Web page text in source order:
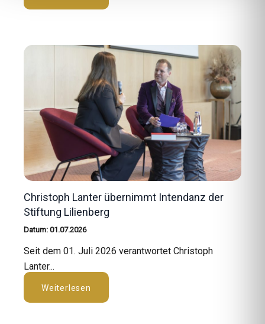
Christoph Lanter übernimmt Intendanz der
Stiftung Lilienberg
Datum: 01.07.2026
Seit dem 01. Juli 2026 verantwortet Christoph
Lanter...
Weiterlesen